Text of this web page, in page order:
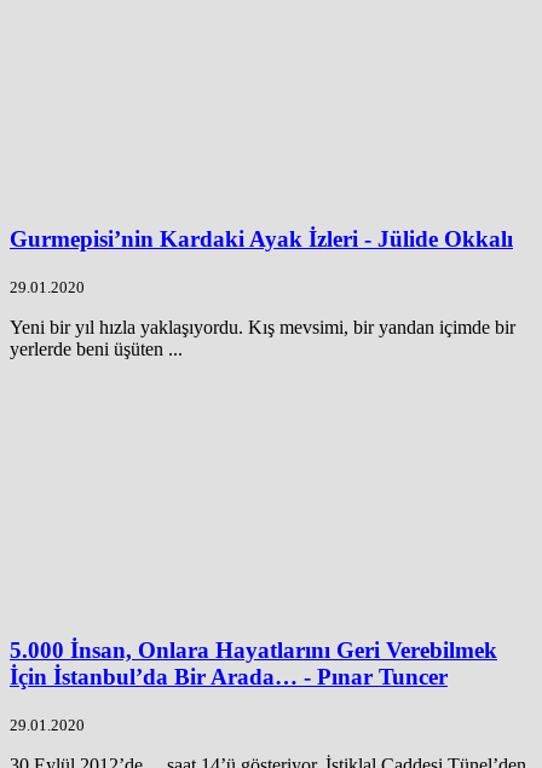
Gurmepisi’nin Kardaki Ayak İzleri - Jülide Okkalı
29.01.2020
Yeni bir yıl hızla yaklaşıyordu. Kış mevsimi, bir yandan içimde bir
yerlerde beni üşüten ...
5.000 İnsan, Onlara Hayatlarını Geri Verebilmek
İçin İstanbul’da Bir Arada… - Pınar Tuncer
29.01.2020